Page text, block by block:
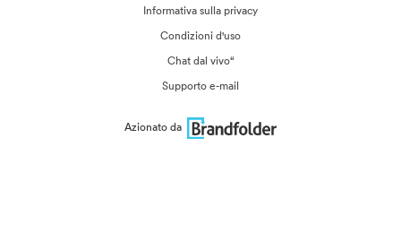
Informativa sulla privacy
Condizioni d'uso
Chat dal vivo“
Supporto e-mail
Azionato da